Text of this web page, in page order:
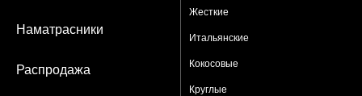
Жесткие
Итальянские
Кокосовые
Круглые
Наматрасники
Распродажа